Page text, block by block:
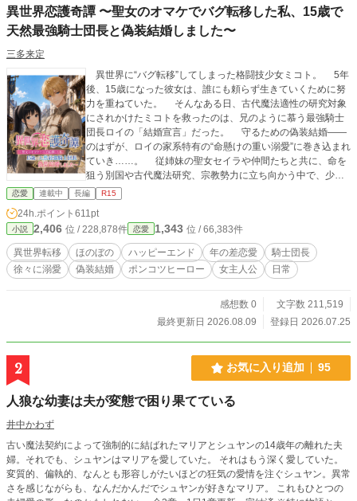
異世界恋護奇譚 〜聖女のオマケでバグ転移した私、15歳で
天然最強騎士団長と偽装結婚しました〜
三多来定
異世界に“バグ転移”してしまった格闘技少女ミコト。 5年
後、15歳になった彼女は、誰にも頼らず生きていくために努
力を重ねていた。 そんなある日、古代魔法適性の研究対象
にされかけたミコトを救ったのは、兄のように慕う最強騎士
団長ロイの「結婚宣言」だった。 守るための偽装結婚――
のはずが、ロイの家系特有の“命懸けの重い溺愛”に巻き込まれ
ていき……。 従姉妹の聖女セイラや仲間たちと共に、命を
狙う別国や古代魔法研究、宗教勢力に立ち向かう中で、少し
ずつ育っていく関係と絆。 最強騎士団長（ポンコツ）×格
闘少女の、真剣なのにどこか不器用な恋物語。 ※王族・貴族
や魔法使用者の登場はありません ※ざまぁ展開はありません
※人物関係と積み重ねを軸にした作品です ※完結済を投稿し
ています ※本作は小説家になろうとカクヨムにも同一名義で
投稿をしています
恋愛 連載中 長編 R15
24h.ポイント 611pt
小説 2,406 位 / 228,878件 恋愛 1,343 位 / 66,383件
異世界転移 ほのぼの ハッピーエンド 年の差恋愛
騎士団長
徐々に溺愛
偽装結婚 ポンコツヒーロー 女主人公 日常
感想数 0
文字数 211,519
最終更新日 2026.08.09
登録日 2026.07.25
2 お気に入り追加 95
人狼な幼妻は夫が変態で困り果てている
井中かわず
古い魔法契約によって強制的に結ばれたマリアとシュヤンの14歳年の離れた夫
婦。それでも、シュヤンはマリアを愛していた。 それはもう深く愛していた。
変質的、偏執的、なんとも形容しがたいほどの狂気の愛情を注ぐシュヤン。異常
さを感じながらも、なんだかんだでシュヤンが好きなマリア。 これもひとつの